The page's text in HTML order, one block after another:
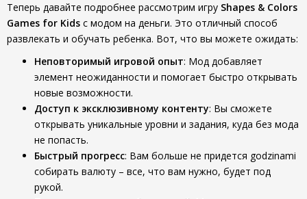
Теперь давайте подробнее рассмотрим игру Shapes & Colors
Games for Kids с модом на деньги. Это отличный способ
развлекать и обучать ребенка. Вот, что вы можете ожидать:
Неповторимый игровой опыт: Мод добавляет
элемент неожиданности и помогает быстро открывать
новые возможности.
Доступ к эксклюзивному контенту: Вы сможете
открывать уникальные уровни и задания, куда без мода
не попасть.
Быстрый прогресс: Вам больше не придется godzinami
собирать валюту – все, что вам нужно, будет под
рукой.